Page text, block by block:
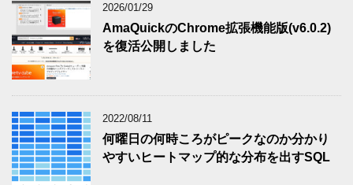
2026/01/29
AmaQuickのChrome拡張機能版(v6.0.2)
を復活公開しました
2022/08/11
何曜日の何時ころがピークなのか分かり
やすいヒートマップ的な分布を出すSQL